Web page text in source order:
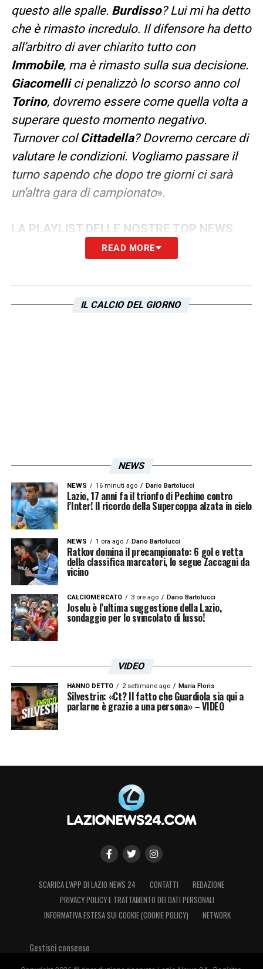
questo alle spalle. Burdisso? Lui mi ha detto
che è rimasto incredulo. Il difensore ha detto
all’arbitro di aver chiarito tutto con
Immobile, ma è rimasto sulla sua decisione.
Giacomellici penalizzò lo scorso anno col
Torino, dovremo essere come quella volta a
superare questo momento negativo.
Turnover colCittadella? Dovremo cercare di
valutare le condizioni. Vogliamo passare il
turno sapendo che dopo tre giorni ci sarà
un’altra gara di campionato».
LA PLAYLIST DELLE NOSTRE TOP NEWS
READ MORE
IL CALCIO DEL GIORNO
NEWS
NEWS 16 minuti ago Dario Bartolucci
Lazio, 17 anni fa il trionfo di Pechino contro
l’Inter! Il ricordo della Supercoppa alzata in cielo
NEWS 1 ora ago Dario Bartolucci
Ratkov domina il precampionato: 6 gol e vetta
della classifica marcatori, lo segue Zaccagni da
vicino
CALCIOMERCATO 3 ore ago Dario Bartolucci
Joselu è l’ultima suggestione della Lazio,
sondaggio per lo svincolato di lusso!
VIDEO
HANNO DETTO 2 settimane ago Maria Floris
Silvestrin: «Ct? Il fatto che Guardiola sia qui a
parlarne è grazie a una persona» – VIDEO
SCARICA L’APP DI LAZIO NEWS 24 CONTATTI
REDAZIONE
PRIVACY POLICY E TRATTAMENTO DEI DATI PERSONALI
INFORMATIVA ESTESA SUI COOKIE (COOKIE POLICY)
NETWORK
Gestisci consenso